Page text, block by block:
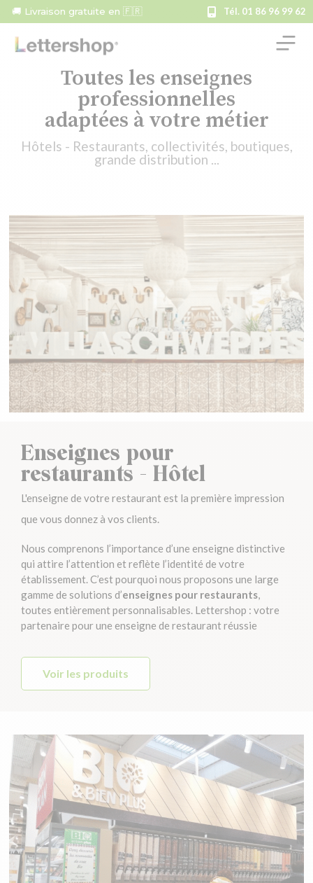
🚚 Livraison gratuite en 🇫🇷 Tél. 01 86 96 99 62
Toutes les enseignes
professionnelles
adaptées à votre métier
Hôtels - Restaurants, collectivités, boutiques,
grande distribution ...
Enseignes pour
restaurants - Hôtel
L'enseigne de votre restaurant est la première impression
que vous donnez à vos clients.
Nous comprenons l’importance d’une enseigne distinctive
qui attire l’attention et reflète l’identité de votre
établissement. C’est pourquoi nous proposons une large
gamme de solutions d’enseignes pour restaurants,
toutes entièrement personnalisables. Lettershop : votre
partenaire pour une enseigne de restaurant réussie
Voir les produits